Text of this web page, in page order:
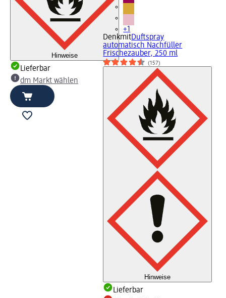
Hinweise
Lieferbar
dm Markt wählen
+1
DenkmitDuftspray
automatisch Nachfüller
Frischezauber, 250 ml
(157)
Hinweise
Lieferbar